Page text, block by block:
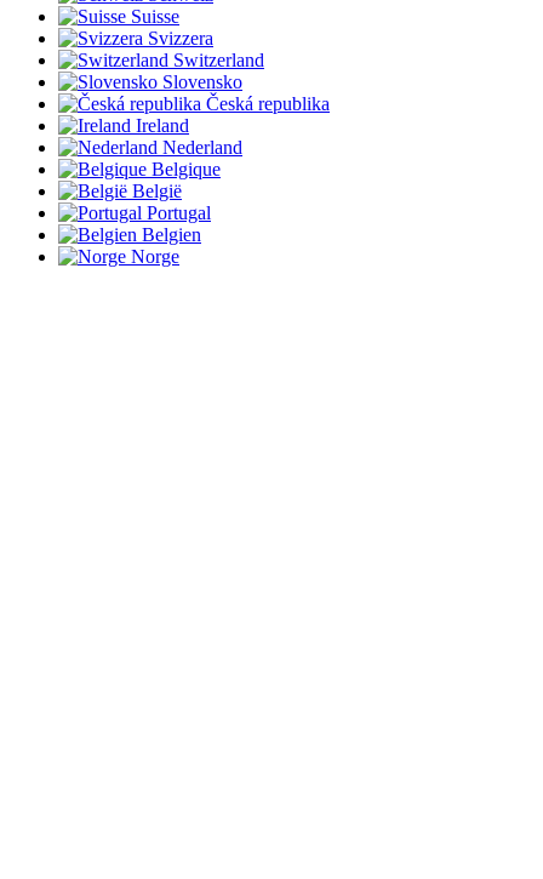
Suisse
Svizzera
Switzerland
Slovensko
Česká republika
Ireland
Nederland
Belgique
België
Portugal
Belgien
Norge